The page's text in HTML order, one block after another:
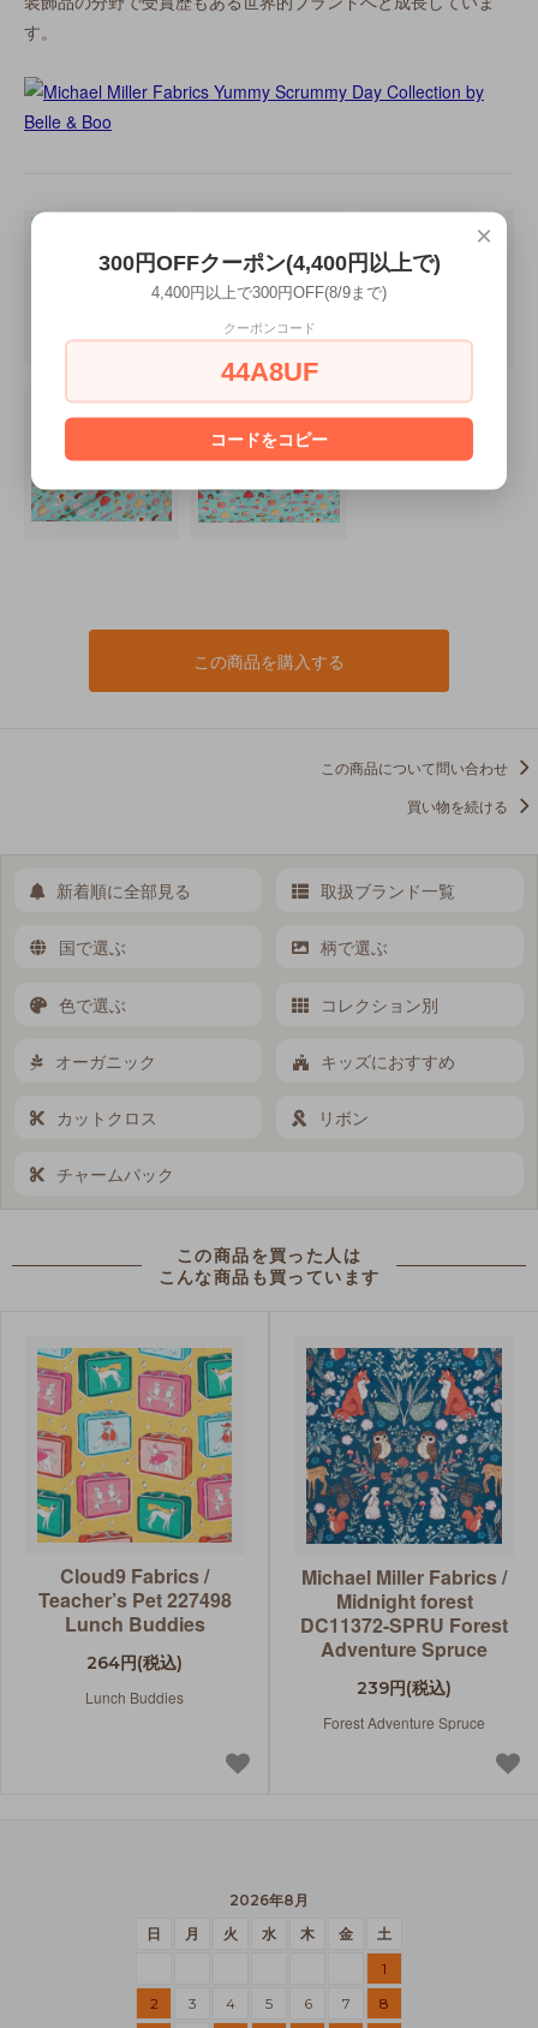
す。
この商品を購入する
この商品について問い合わせ
買い物を続ける
新着順に全部見る 取扱ブランド一覧
国で選ぶ 柄で選ぶ
色で選ぶ コレクション別
オーガニック キッズにおすすめ
カットクロス リボン
チャームパック
この商品を買った人は
こんな商品も買っています
Cloud9 Fabrics /
Teacher’s Pet 227498
Lunch Buddies
264円(税込)
Lunch Buddies
Michael Miller Fabrics /
Midnight forest
DC11372-SPRU Forest
Adventure Spruce
239円(税込)
Forest Adventure Spruce
2026年8月
日
月 火 水 木 金
土
1
2
3 4 5 6 7
8
×
300円OFFクーポン(4,400円以上で)
4,400円以上で300円OFF(8/9まで)
クーポンコード
44A8UF
コードをコピー